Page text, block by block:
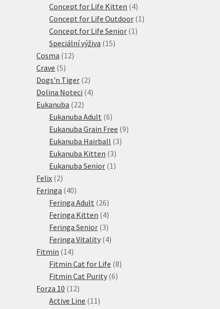
produkty
Concept for Life Kitten 44
produkty
Concept for Life Outdoor 1 1
Concept for Life Senior 1 1
Speciální výživa 1515
Cosma 1212
Crave 55
produktů
Dogs'n Tiger 22
produkty
Dolina Noteci 44
Eukanuba 2222
produktů
Eukanuba Adult 66
produktů
Eukanuba Grain Free 99
Eukanuba Hairball 33
Eukanuba Kitten 33
produkty
Eukanuba Senior 1 1
Felix 22
produkty
Feringa 4040
produktů
Feringa Adult 2626
produktů
Feringa Kitten 44
produkty
Feringa Senior 33
produkty
Feringa Vitality 44
Fitmin 1414
produktů
Fitmin Cat for Life 88
Fitmin Cat Purity 66
Forza 10 1212
produktů
Active Line 11 11